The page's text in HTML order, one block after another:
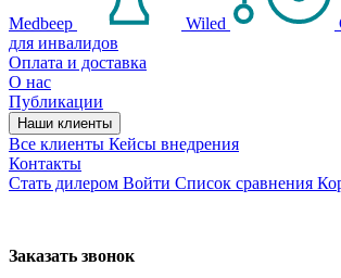
Medbeep Wiled
для инвалидов
Оплата и доставка
О нас
Публикации
Наши клиенты
Все клиенты Кейсы внедрения
Контакты
Стать дилером Войти Список сравнения
Заказать звонок